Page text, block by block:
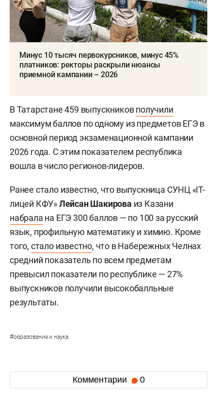
Минус 10 тысяч первокурсников, минус 45%
платников: ректоры раскрыли нюансы
приемной кампании – 2026
В Татарстане 459 выпускниковполучили
максимум баллов по одному из предметов ЕГЭ в
основной период экзаменационной кампании
2026 года. С этим показателем республика
вошла в число регионов-лидеров.
Ранее стало известно, что выпускница СУНЦ «IT-
лицей КФУ»Лейсан Шакирова из Казани
набрала на ЕГЭ 300 баллов — по 100 за русский
язык, профильную математику и химию. Кроме
того, стало известно, что в Набережных Челнах
средний показатель по всем предметам
превысил показатели по республике — 27%
выпускников получили высокобалльные
результаты.
#образование и наука
Комментарии 0